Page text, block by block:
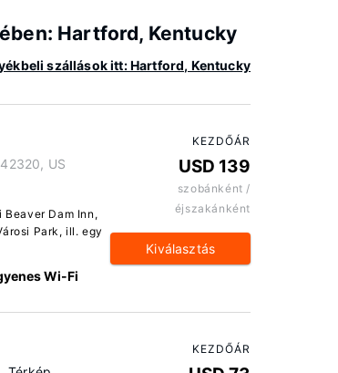
Hartford, Kentucky
szállások itt: Hartford, Kentucky
US
Dam Inn,
Park, ill. egy
Wi-Fi
KEZDŐÁR
USD 139
szobánként /
éjszakánként
Kiválasztás
KEZDŐÁR